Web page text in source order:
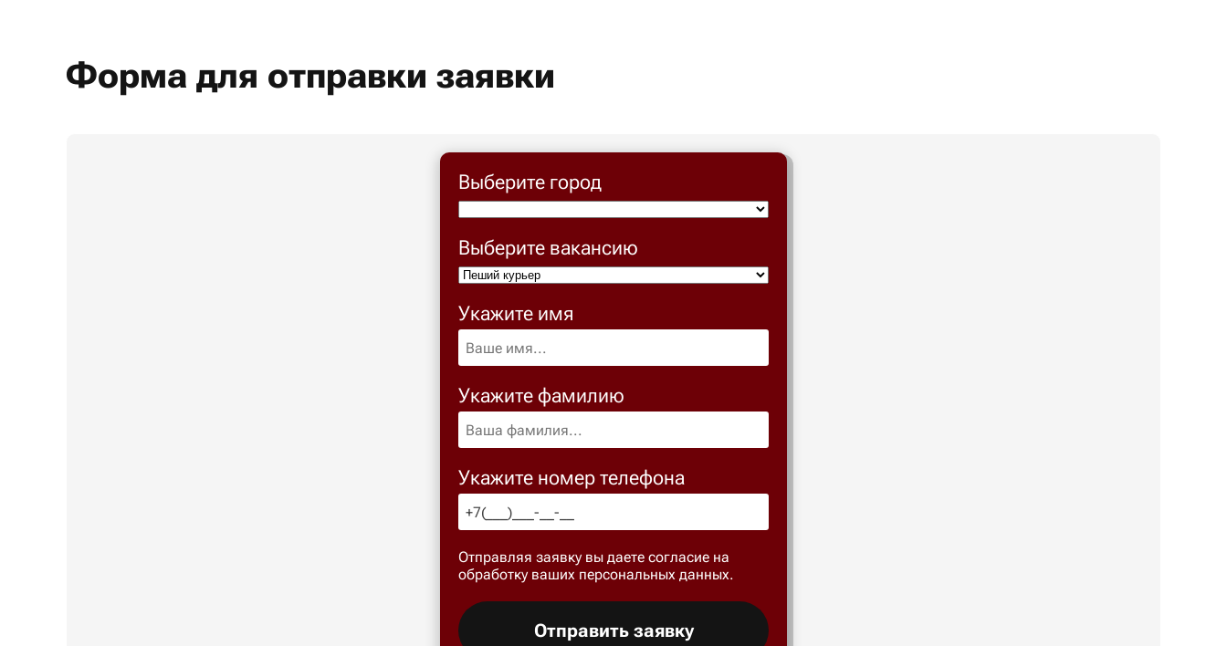
Форма для отправки заявки
Выберите город
Выберите вакансию
Укажите имя
Укажите фамилию
Укажите номер телефона
Отправляя заявку вы даете согласие на
обработку ваших персональных данных.
Отправить заявку